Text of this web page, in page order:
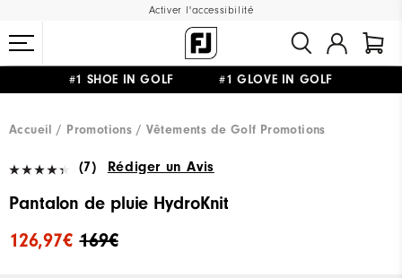
Activer l'accessibilité
#1 SHOE IN GOLF #1 GLOVE IN GOLF
Accueil
Promotions Vêtements de Golf Promotions
(7) Rédiger un Avis
Pantalon de pluie HydroKnit
169€
126,97€